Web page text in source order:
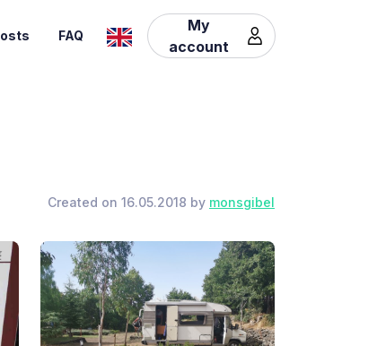
FAQ
My
account
Created on 16.05.2018 by monsgibel